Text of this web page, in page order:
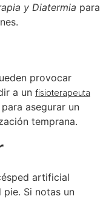
y Diatermia para
provocar
a un fisioterapeuta
asegurar un
temprana.
artificial
Si notas un